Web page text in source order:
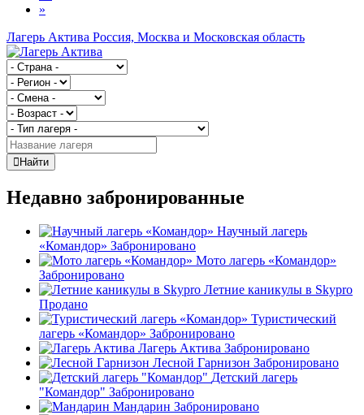
»
Лагерь Актива Россия, Москва и Московская область
Найти
Недавно забронированные
Научный лагерь
«Командор» Забронировано
Мото лагерь «Командор»
Забронировано
Летние каникулы в Skypro
Продано
Туристический
лагерь «Командор» Забронировано
Лагерь Актива Забронировано
Лесной Гарнизон Забронировано
Детский лагерь
"Командор" Забронировано
Мандарин Забронировано